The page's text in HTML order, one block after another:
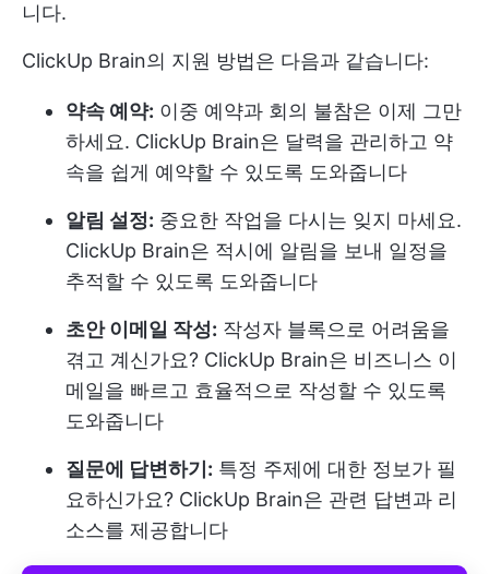
니다.
ClickUp Brain의 지원 방법은 다음과 같습니다:
약속 예약: 이중 예약과 회의 불참은 이제 그만
하세요. ClickUp Brain은 달력을 관리하고 약
속을 쉽게 예약할 수 있도록 도와줍니다
알림 설정: 중요한 작업을 다시는 잊지 마세요.
ClickUp Brain은 적시에 알림을 보내 일정을
추적할 수 있도록 도와줍니다
초안 이메일 작성: 작성자 블록으로 어려움을
겪고 계신가요? ClickUp Brain은 비즈니스 이
메일을 빠르고 효율적으로 작성할 수 있도록
도와줍니다
질문에 답변하기: 특정 주제에 대한 정보가 필
요하신가요? ClickUp Brain은 관련 답변과 리
소스를 제공합니다